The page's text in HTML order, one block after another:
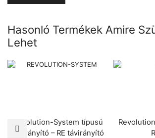
Hasonló Termékek Amire
Lehet
Revolution-System típusú
távirányító – RE távirányító